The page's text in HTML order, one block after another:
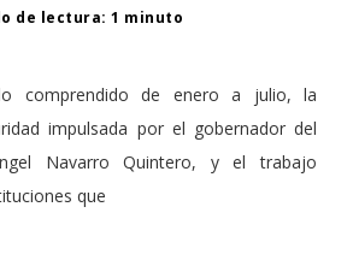
de lectura: 1 minuto
comprendido de enero a julio, la
impulsada por el gobernador del
Navarro Quintero, y el trabajo
que